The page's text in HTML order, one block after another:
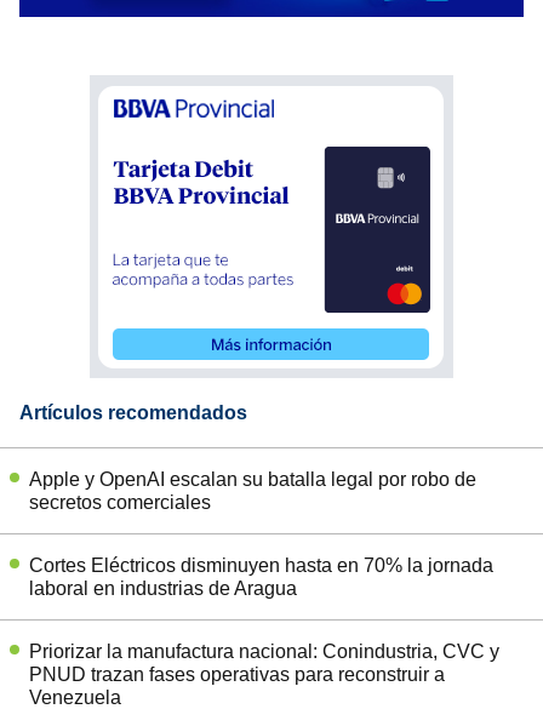
Artículos recomendados
Apple y OpenAI escalan su batalla legal por robo de
secretos comerciales
Cortes Eléctricos disminuyen hasta en 70% la jornada
laboral en industrias de Aragua
Priorizar la manufactura nacional: Conindustria, CVC y
PNUD trazan fases operativas para reconstruir a
Venezuela